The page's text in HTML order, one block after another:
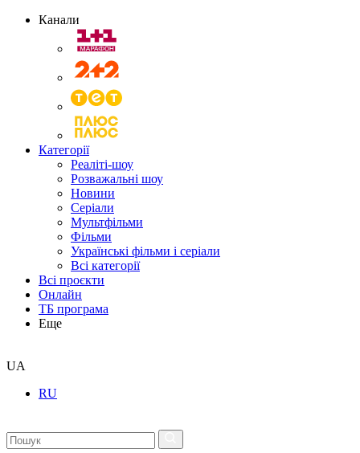
Канали
Категорії
Реаліті-шоу
Розважальні шоу
Новини
Серіали
Мультфільми
Фільми
Українські фільми і серіали
Всі категорії
Всі проєкти
Онлайн
ТБ програма
Еще
UA
RU